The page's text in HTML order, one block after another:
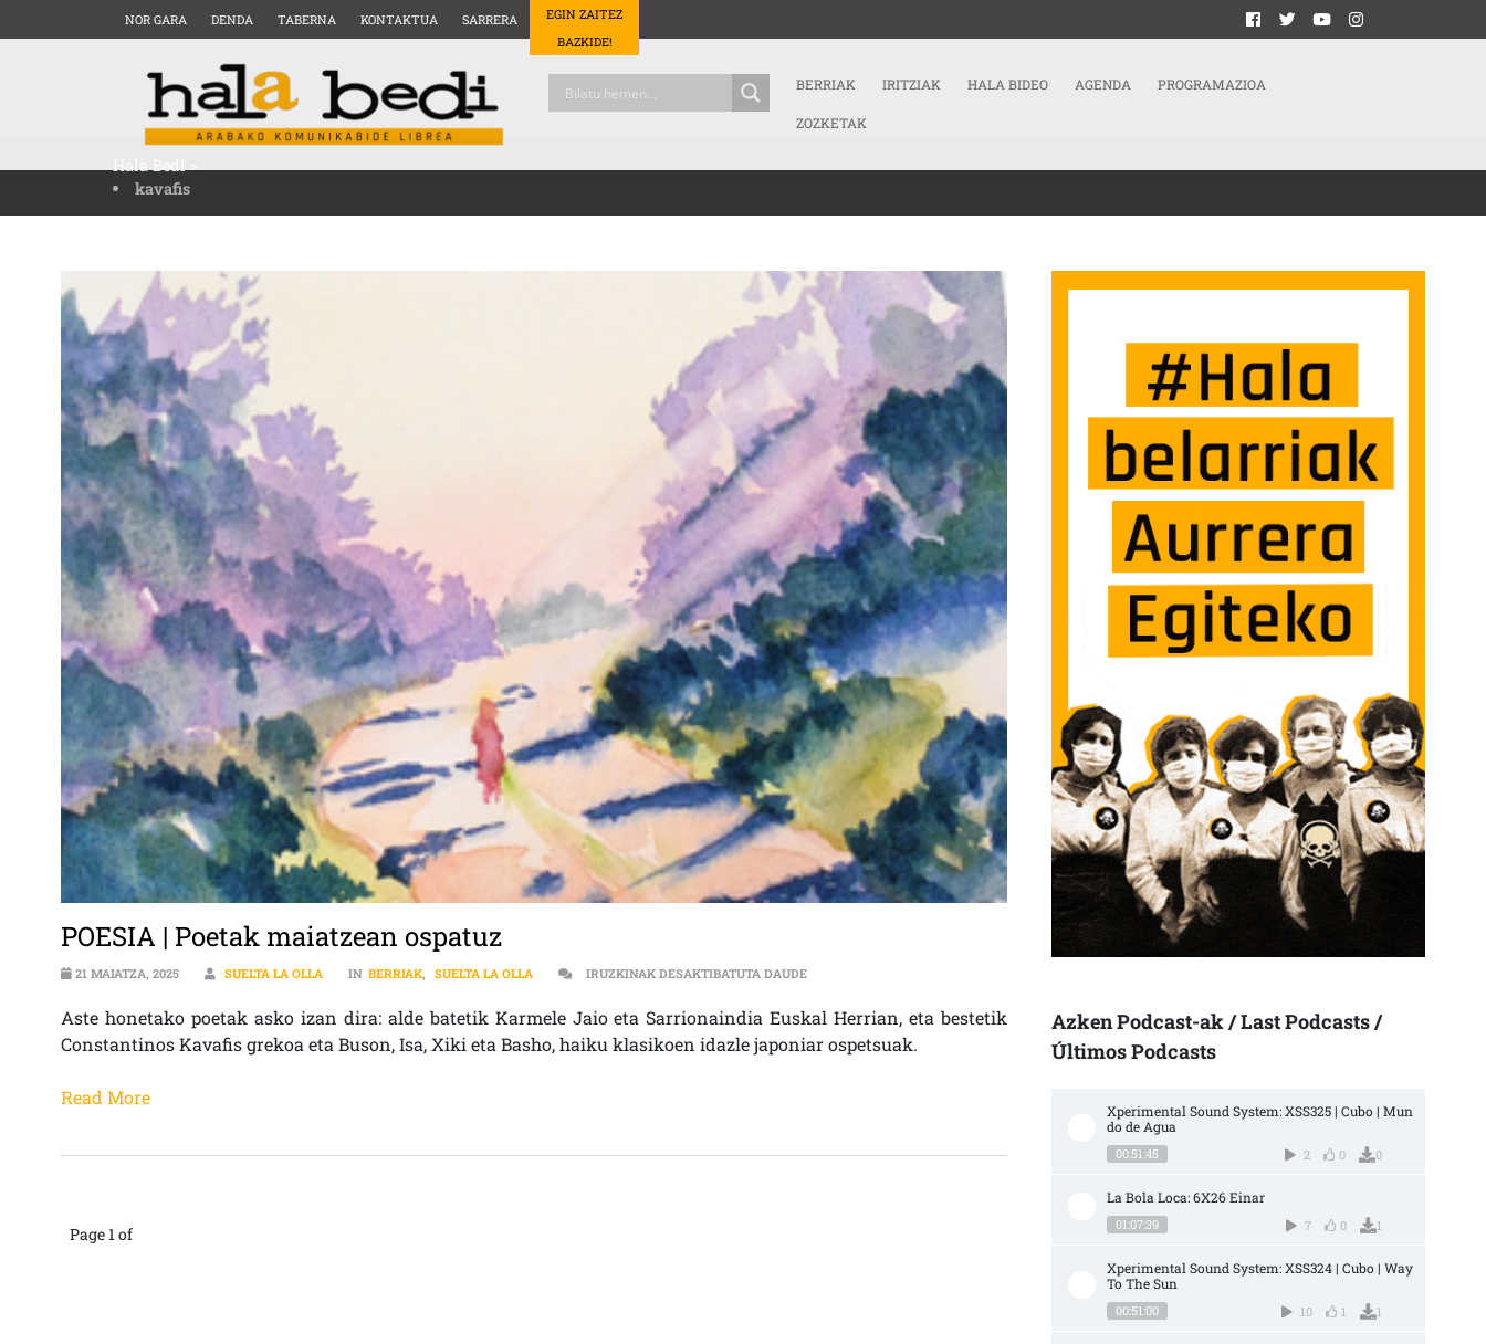
NOR GARA DENDA TABERNA KONTAKTUA SARRERA
EGIN ZAITEZ
BAZKIDE!
BERRIAK IRITZIAK HALA BIDEO AGENDA PROGRAMAZIOA
ZOZKETAK
Hala Bedi>
kavafis
POESIA | Poetak maiatzean ospatuz
21 MAIATZA, 2025 SUELTA LA OLLA IN BERRIAK, SUELTA LA OLLA IRUZKINAK DESAKTIBATUTA DAUDEPOESIA | POETAK MAIATZEAN OSPATUZ SARRERAN
Aste honetako poetak asko izan dira: alde batetik Karmele Jaio eta Sarrionaindia Euskal Herrian, eta bestetik
Constantinos Kavafis grekoa eta Buson, Isa, Xiki eta Basho, haiku klasikoen idazle japoniar ospetsuak.
Read More
Page 1 of
Azken Podcast-ak / Last Podcasts /
Últimos Podcasts
Xperimental Sound System: XSS325 | Cubo | Mun
do de Agua
00:51:45 2 0 0
La Bola Loca: 6X26 Einar
01:07:39 7 0 1
Xperimental Sound System: XSS324 | Cubo | Way
To The Sun
00:51:00 10 1 1